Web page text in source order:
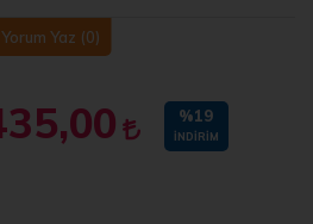
Yorum Yaz (0)
%19
İNDIRIM